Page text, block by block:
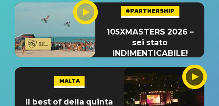
#PARTNERSHIP
105XMASTERS 2026 –
sei stato
INDIMENTICABILE!
MALTA
Il best of della quinta